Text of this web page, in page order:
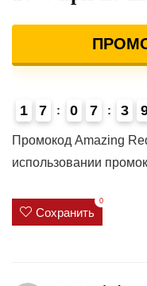
1
4
7 0 7 3
Промокод Amazing
использовании
Сохранить
0